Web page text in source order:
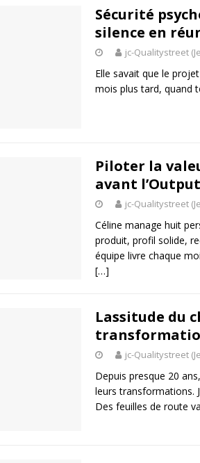
Sécurité
silence en
jc-Qualitystreet
Elle savait que le
mois plus tard, quand
Piloter la
avant l’Output
jc-Qualitystreet
Céline manage huit
produit, profil solide,
équipe livre chaque
[…]
Lassitude du
jc-Qualitystreet
Depuis presque 20
leurs transformations.
Des feuilles de route